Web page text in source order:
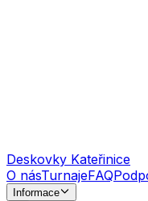
Deskovky Kateřinice
O násTurnajeFAQ
Informace